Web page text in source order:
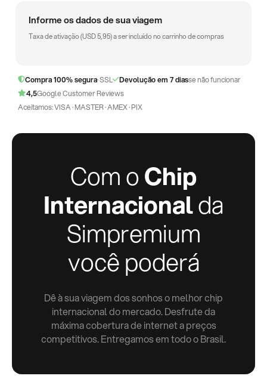
Informe os dados de sua viagem
Taxa de ativação (USD5,95) a ser incluído no carrinho de compras
Compra 100% segura· SSL Devolução em 7 diasse não funcionar
4,5Google Customer Reviews
Aceitamos: VISA · MASTER · AMEX · PIX
Com oChip
Internacionalda
Simpremium
você poderá
Dê à sua viagem dos sonhos o melhor chip
internacional do mercado. Desfrute da
máxima cobertura de internet a preços
competitivos. Entregamos em todo o Brasil.